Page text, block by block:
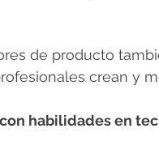
de producto
crean y
habilidades en